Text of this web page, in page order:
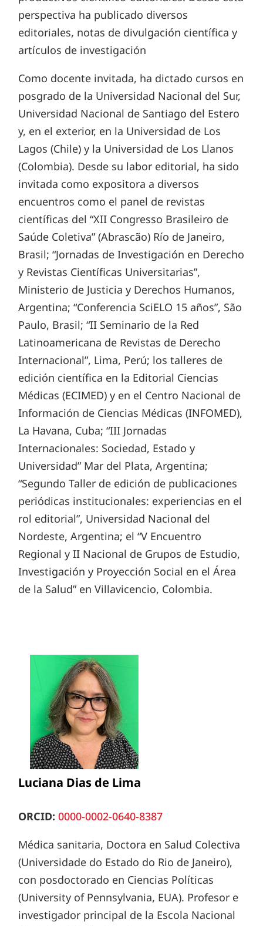
perspectiva ha publicado diversos
editoriales, notas de divulgación científica y
artículos de investigación
Como docente invitada, ha dictado cursos en
posgrado de la Universidad Nacional del Sur,
Universidad Nacional de Santiago del Estero
y, en el exterior, en la Universidad de Los
Lagos (Chile) y la Universidad de Los Llanos
(Colombia). Desde su labor editorial, ha sido
invitada como expositora a diversos
encuentros como el panel de revistas
científicas del “XII Congresso Brasileiro de
Saúde Coletiva” (Abrascão) Río de Janeiro,
Brasil; “Jornadas de Investigación en Derecho
y Revistas Científicas Universitarias”,
Ministerio de Justicia y Derechos Humanos,
Argentina; “Conferencia SciELO 15 años”, São
Paulo, Brasil; “II Seminario de la Red
Latinoamericana de Revistas de Derecho
Internacional”, Lima, Perú; los talleres de
edición científica en la Editorial Ciencias
Médicas (ECIMED) y en el Centro Nacional de
Información de Ciencias Médicas (INFOMED),
La Havana, Cuba; “III Jornadas
Internacionales: Sociedad, Estado y
Universidad” Mar del Plata, Argentina;
“Segundo Taller de edición de publicaciones
periódicas institucionales: experiencias en el
rol editorial”, Universidad Nacional del
Nordeste, Argentina; el “V Encuentro
Regional y II Nacional de Grupos de Estudio,
Investigación y Proyección Social en el Área
de la Salud” en Villavicencio, Colombia.
Luciana Dias de Lima
ORCID: 0000-0002-0640-8387
Médica sanitaria, Doctora en Salud Colectiva
(Universidade do Estado do Rio de Janeiro),
con posdoctorado en Ciencias Políticas
(University of Pennsylvania, EUA). Profesor e
investigador principal de la Escola Nacional